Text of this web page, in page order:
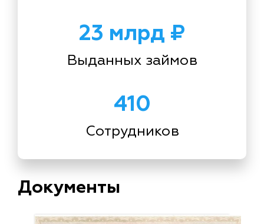
23 млрд ₽
Выданных займов
410
Сотрудников
Документы